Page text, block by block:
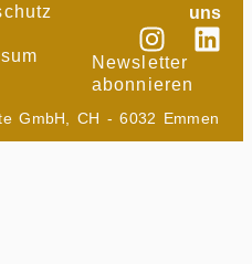
uns
Newsletter
abonnieren
GmbH, CH - 6032 Emmen